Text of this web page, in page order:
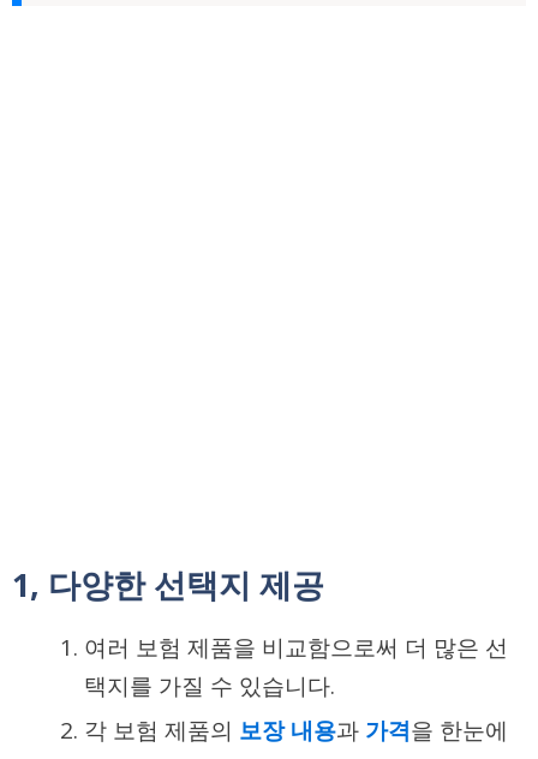
1, 다양한 선택지 제공
여러 보험 제품을 비교함으로써 더 많은 선
택지를 가질 수 있습니다.
각 보험 제품의 보장 내용과 가격을 한눈에